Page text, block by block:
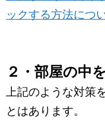
ックする方法につ
２・部屋の中
上記のような対策
とはあります。